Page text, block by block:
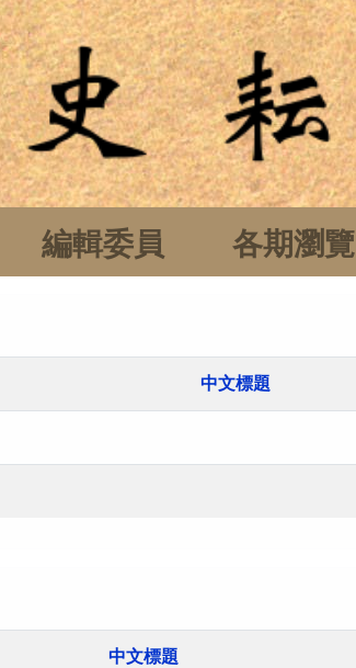
編輯委員 各期瀏覽
中文標題
中文標題